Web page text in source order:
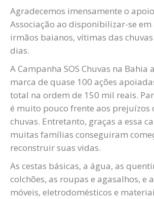
Agradecemos imensamente o
Associação ao disponibilizar-se
irmãos baianos, vítimas das
dias.
A Campanha SOS Chuvas na Bahia
marca de quase 100 ações
total na ordem de 150 mil reais.
é muito pouco frente aos prejuízos
chuvas. Entretanto, graças a essa
muitas famílias conseguiram
reconstruir suas vidas.
As cestas básicas, a água, as
colchões, as roupas e agasalhos, e
móveis, eletrodomésticos e